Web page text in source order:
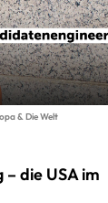
& Die Welt
die USA im